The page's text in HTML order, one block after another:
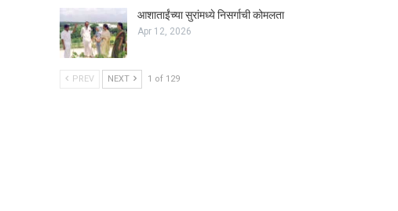
आशाताईंच्या सुरांमध्ये निसर्गाची कोमलता
Apr 12, 2026
PREV NEXT 1 of 129